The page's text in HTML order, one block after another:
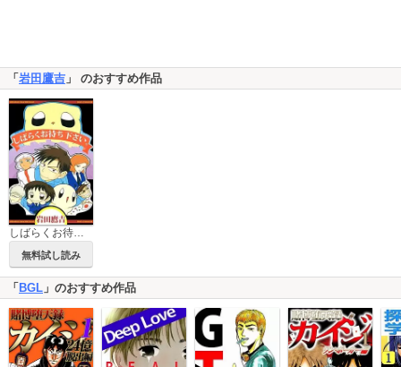
「 岩田鷹吉 」 のおすすめ作品
しばらくお待ち下さい。
無料試し読み
「 BGL 」のおすすめ作品